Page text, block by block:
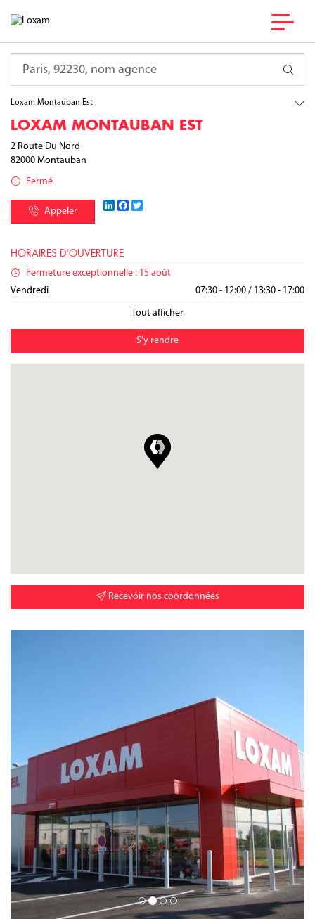
France
Loxam Montauban Est
LOXAM MONTAUBAN EST
2 Route Du Nord
82000 Montauban
Fermé
Appeler
LinkedInFacebook
HORAIRES D'OUVERTURE
Fermeture exceptionnelle : 15 août
Lundi
07:30 - 12:00 / 13:30 - 18:00
Mardi 07:30 - 12:00 / 13:30 - 18:00
Mercredi 07:30 - 12:00 / 13:30 - 18:00
Jeudi 07:30 - 12:00 / 13:30 - 18:00
Vendredi 07:30 - 12:00 / 13:30 - 17:00
Tout afficher
S'y rendre
Recevoir nos coordonnées